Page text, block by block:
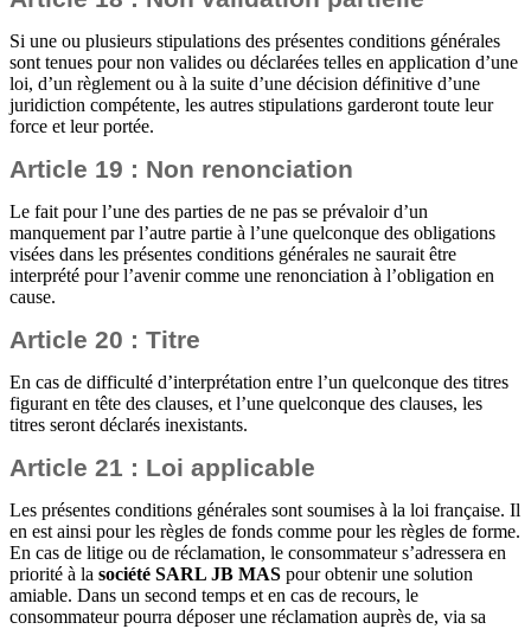
Si une ou plusieurs stipulations des présentes conditions générales
sont tenues pour non valides ou déclarées telles en application d’une
loi, d’un règlement ou à la suite d’une décision définitive d’une
juridiction compétente, les autres stipulations garderont toute leur
force et leur portée.
Article 19 : Non renonciation
Le fait pour l’une des parties de ne pas se prévaloir d’un
manquement par l’autre partie à l’une quelconque des obligations
visées dans les présentes conditions générales ne saurait être
interprété pour l’avenir comme une renonciation à l’obligation en
cause.
Article 20 : Titre
En cas de difficulté d’interprétation entre l’un quelconque des titres
figurant en tête des clauses, et l’une quelconque des clauses, les
titres seront déclarés inexistants.
Article 21 : Loi applicable
Les présentes conditions générales sont soumises à la loi française. Il
en est ainsi pour les règles de fonds comme pour les règles de forme.
En cas de litige ou de réclamation, le consommateur s’adressera en
priorité à la société SARL JB MAS pour obtenir une solution
amiable. Dans un second temps et en cas de recours, le
consommateur pourra déposer une réclamation auprès de, via sa